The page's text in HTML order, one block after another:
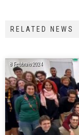
RELATED NEWS
8 Febbraio 2024